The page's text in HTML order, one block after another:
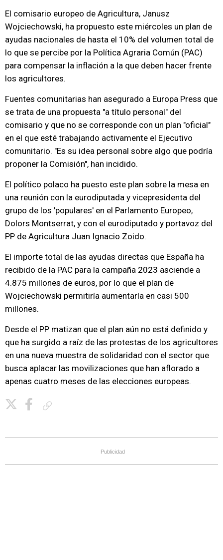
El comisario europeo de Agricultura, Janusz
Wojciechowski, ha propuesto este miércoles un plan de
ayudas nacionales de hasta el 10% del volumen total de
lo que se percibe por la Política Agraria Común (PAC)
para compensar la inflación a la que deben hacer frente
los agricultores.
Fuentes comunitarias han asegurado a Europa Press que
se trata de una propuesta "a título personal" del
comisario y que no se corresponde con un plan "oficial"
en el que esté trabajando activamente el Ejecutivo
comunitario. "Es su idea personal sobre algo que podría
proponer la Comisión", han incidido.
El político polaco ha puesto este plan sobre la mesa en
una reunión con la eurodiputada y vicepresidenta del
grupo de los 'populares' en el Parlamento Europeo,
Dolors Montserrat, y con el eurodiputado y portavoz del
PP de Agricultura Juan Ignacio Zoido.
El importe total de las ayudas directas que España ha
recibido de la PAC para la campaña 2023 asciende a
4.875 millones de euros, por lo que el plan de
Wojciechowski permitiría aumentarla en casi 500
millones.
Desde el PP matizan que el plan aún no está definido y
que ha surgido a raíz de las protestas de los agricultores
en una nueva muestra de solidaridad con el sector que
busca aplacar las movilizaciones que han aflorado a
apenas cuatro meses de las elecciones europeas.
Publicidad